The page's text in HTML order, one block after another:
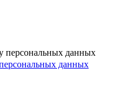
персональных данных
данных